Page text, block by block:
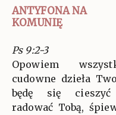
ANTYFONA NA
KOMUNIĘ
Ps 9:2-3
Opowiem
cudowne dzieła
będę się
radować Tobą,